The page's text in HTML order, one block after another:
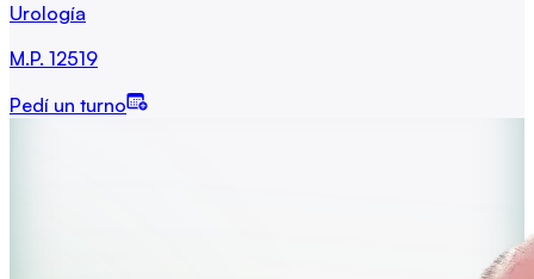
Urología
M.P. 12519
Pedí un turno